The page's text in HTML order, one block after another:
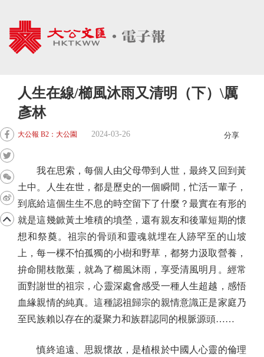
人生在線/櫛風沐雨又清明（下）\厲
彥林
大公報 B2：大公園 2024-03-26 分享
我在思索，每個人由父母帶到人世，最終又回到黃
土中。人生在世，都是歷史的一個瞬間，忙活一輩子，
到底給這個生生不息的時空留下了什麼？最實在有形的
就是這幾鍁黃土堆積的墳塋，還有親友和後輩短期的懷
想和祭奠。祖宗的骨頭和靈魂就埋在人跡罕至的山坡
上，每一棵不怕孤獨的小樹和野草，都努力汲取營養，
拚命開枝散葉，就為了櫛風沐雨，享受清風明月。經常
面對謝世的祖宗，心靈深處會感受一種人生超越，感悟
血緣親情的純真。這種認祖歸宗的親情意識正是家庭乃
至民族賴以存在的凝聚力和族群認同的根脈源頭……
慎終追遠、思親懷故，是植根於中國人心靈的倫理